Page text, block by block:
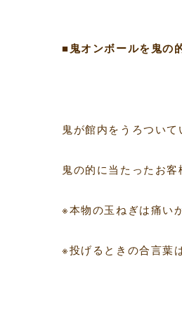
■鬼オンボールを鬼の
鬼が館内をうろつい
鬼の的に当たったお
※本物の玉ねぎは痛い
※投げるときの合言葉